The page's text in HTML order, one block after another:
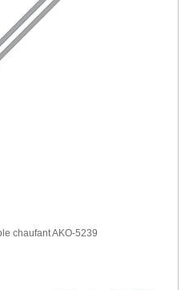
chaufant AKO-5239